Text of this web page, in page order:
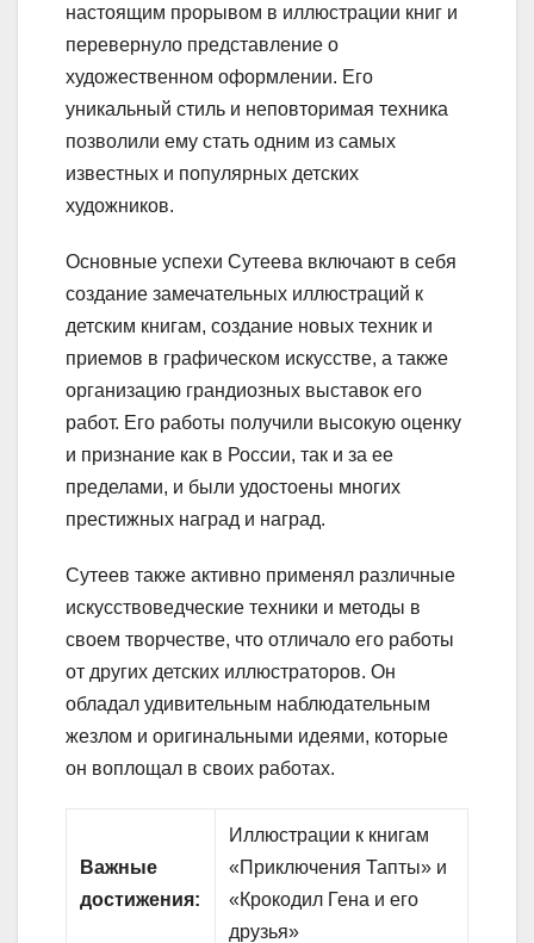
настоящим прорывом в иллюстрации книг и
перевернуло представление о
художественном оформлении. Его
уникальный стиль и неповторимая техника
позволили ему стать одним из самых
известных и популярных детских
художников.
Основные успехи Сутеева включают в себя
создание замечательных иллюстраций к
детским книгам, создание новых техник и
приемов в графическом искусстве, а также
организацию грандиозных выставок его
работ. Его работы получили высокую оценку
и признание как в России, так и за ее
пределами, и были удостоены многих
престижных наград и наград.
Сутеев также активно применял различные
искусствоведческие техники и методы в
своем творчестве, что отличало его работы
от других детских иллюстраторов. Он
обладал удивительным наблюдательным
жезлом и оригинальными идеями, которые
он воплощал в своих работах.
Важные
достижения:
Иллюстрации к книгам
«Приключения Тапты» и
«Крокодил Гена и его
друзья»